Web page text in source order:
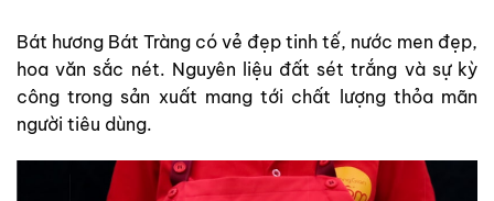
Bát hương Bát Tràng có vẻ đẹp tinh tế, nước men đẹp,
hoa văn sắc nét. Nguyên liệu đất sét trắng và sự kỳ
công trong sản xuất mang tới chất lượng thỏa mãn
người tiêu dùng.